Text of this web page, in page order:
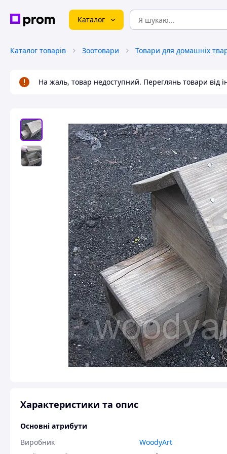
Каталог
Каталог товарів Зоотовари
На жаль, товар недоступний. Переглянь товари від
Характеристики та опис
Основні атрибути
Виробник
WoodyArt